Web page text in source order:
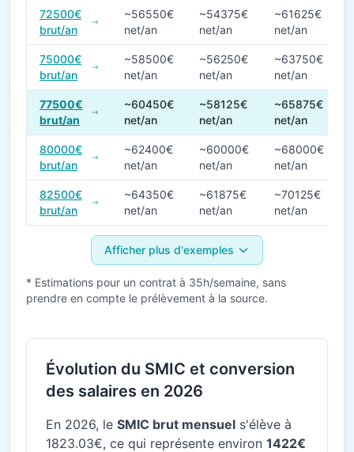
Conversions de salaire brut en net en 2026
72500€
brut/an
~56550€
net/an
~54375€
net/an
~61625€
net/an
75000€
brut/an
~58500€
net/an
~56250€
net/an
~63750€
net/an
77500€
brut/an
~60450€
net/an
~58125€
net/an
~65875€
net/an
80000€
brut/an
~62400€
net/an
~60000€
net/an
~68000€
net/an
82500€
brut/an
~64350€
net/an
~61875€
net/an
~70125€
net/an
Afficher plus d'exemples
* Estimations pour un contrat à 35h/semaine, sans
prendre en compte le prélèvement à la source.
Évolution du SMIC et conversion
des salaires en 2026
En 2026, le SMIC brut mensuel s'élève à
1823.03€, ce qui représente environ 1422€